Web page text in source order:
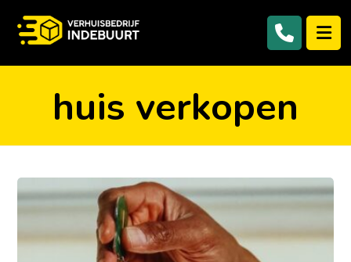
huis verkopen